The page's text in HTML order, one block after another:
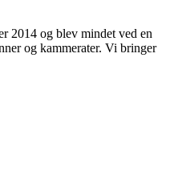
2014 og blev mindet ved en
og kammerater. Vi bringer